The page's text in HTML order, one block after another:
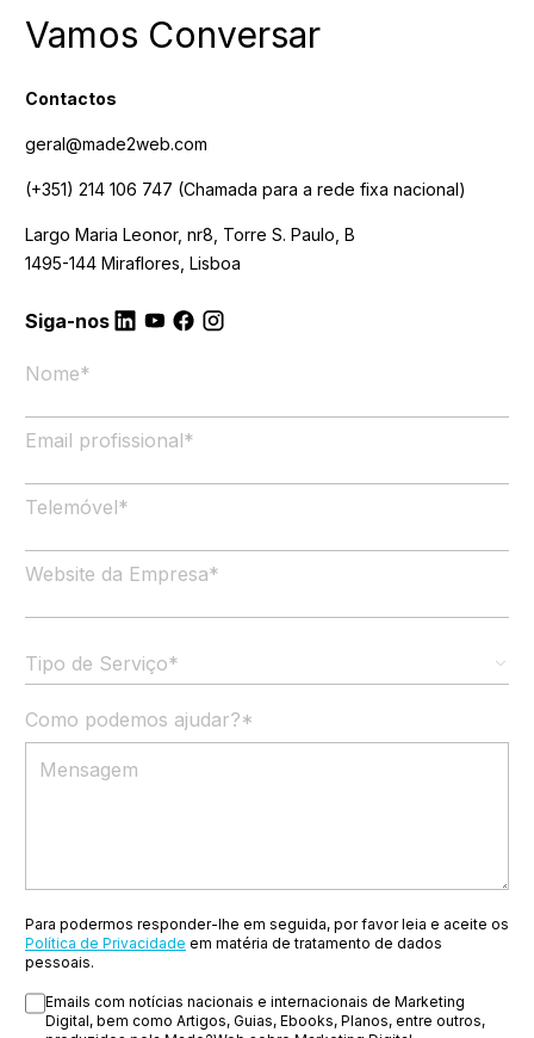
Vamos Conversar
Contactos
geral@made2web.com
(+351) 214 106 747 (Chamada para a rede fixa nacional)
Largo Maria Leonor, nr8, Torre S. Paulo, B
1495-144 Miraflores, Lisboa
Siga-nos
Nome*
Email profissional*
Telemóvel*
Website da Empresa*
Tipo de Serviço*
Como podemos ajudar?*
Para podermos responder-lhe em seguida, por favor leia e aceite os
Política de Privacidade em matéria de tratamento de dados
pessoais.
Emails com notícias nacionais e internacionais de Marketing
Digital, bem como Artigos, Guias, Ebooks, Planos, entre outros,